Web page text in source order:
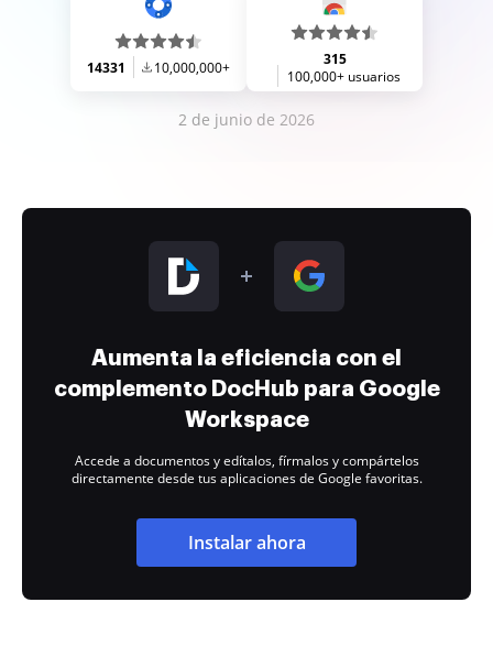
14331 10,000,000+
315
100,000+ usuarios
2 de junio de 2026
Aumenta la eficiencia con el
complemento DocHub para Google
Workspace
Accede a documentos y edítalos, fírmalos y compártelos
directamente desde tus aplicaciones de Google favoritas.
Instalar ahora